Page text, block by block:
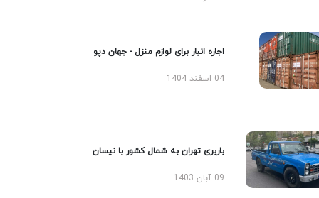
اجاره انبار برای لوازم منزل - جهان دپو
04 اسفند 1404
باربری تهران به شمال کشور با نیسان
09 آبان 1403